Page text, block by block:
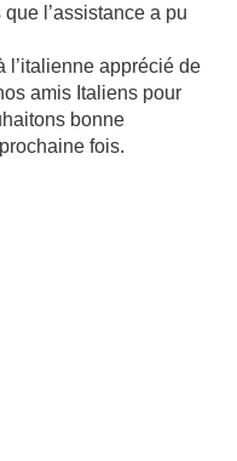
l’assistance a pu
l’italienne apprécié de
amis Italiens pour
bonne
fois.